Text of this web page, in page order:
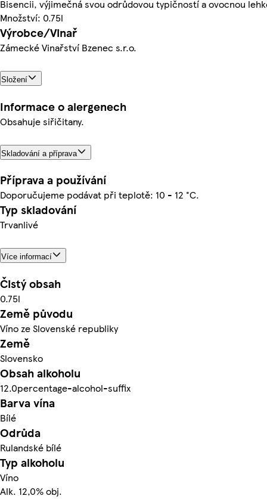
Bisencii, výjimečná svou odrůdovou typičností a ovocnou
Množství: 0.75l
Výrobce/Vinař
Zámecké Vinařství Bzenec s.r.o.
Složení
Informace o alergenech
Obsahuje siřičitany.
Skladování a příprava
Příprava a používání
Doporučujeme podávat při teplotě: 10 - 12 °C.
Typ skladování
Trvanlivé
Více informací
Čistý obsah
0.75l
Země původu
Víno ze Slovenské republiky
Země
Slovensko
Obsah alkoholu
12.0percentage-alcohol-suffix
Barva vína
Bílé
Odrůda
Rulandské bílé
Typ alkoholu
Víno
Alk. 12,0% obj.